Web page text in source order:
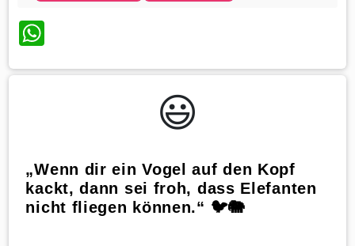
WhatsApp
😃️
„Wenn dir ein Vogel auf den Kopf
kackt, dann sei froh, dass Elefanten
nicht fliegen können.“ 🐦🐘